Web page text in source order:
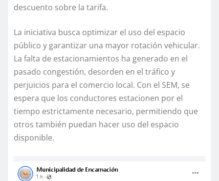
descuento sobre la tarifa.
La iniciativa busca optimizar el uso del espacio
público y garantizar una mayor rotación vehicular.
La falta de estacionamientos ha generado en el
pasado congestión, desorden en el tráfico y
perjuicios para el comercio local. Con el SEM, se
espera que los conductores estacionen por el
tiempo estrictamente necesario, permitiendo que
otros también puedan hacer uso del espacio
disponible.